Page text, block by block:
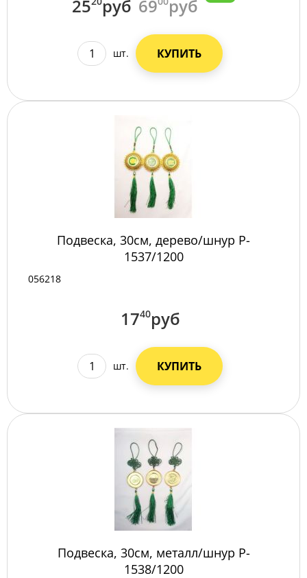
25 руб 69 руб
шт. КУПИТЬ
Подвеска, 30см, дерево/шнур P-
1537/1200
056218
1740руб
шт. КУПИТЬ
Подвеска, 30см, металл/шнур P-
1538/1200